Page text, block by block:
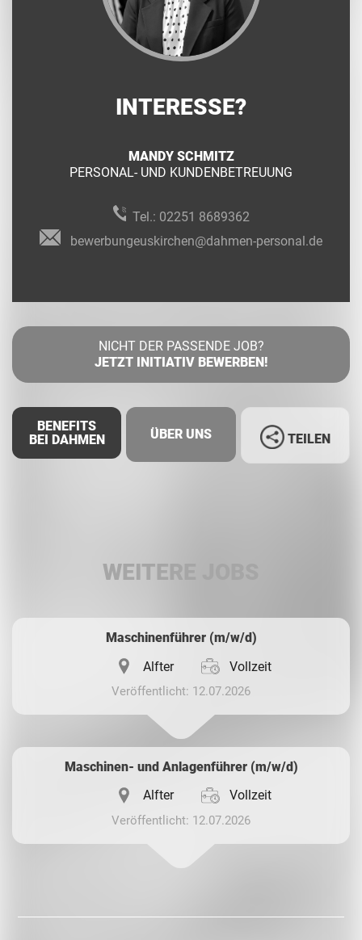
INTERESSE?
MANDY SCHMITZ
PERSONAL- UND KUNDENBETREUUNG
Tel.: 02251 8689362
bewerbungeuskirchen@dahmen-personal.de
NICHT DER PASSENDE JOB?
JETZT INITIATIV BEWERBEN!
BENEFITS
BEI DAHMEN
ÜBER UNS TEILEN
WEITERE JOBS
Maschinenführer (m/w/d)
Alfter
Vollzeit
Veröffentlicht: 12.07.2026
Maschinen- und Anlagenführer (m/w/d)
Alfter
Vollzeit
Veröffentlicht: 12.07.2026